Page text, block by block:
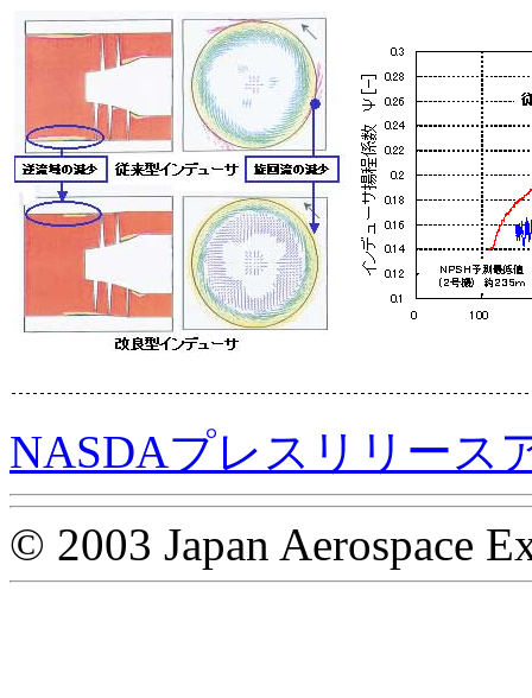
NASDAプレスリリース
© 2003 Japan Aerospace